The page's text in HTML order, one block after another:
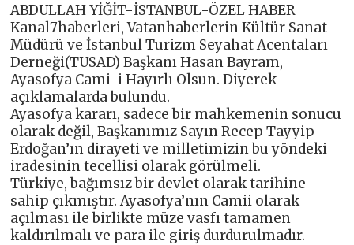
ABDULLAH YİĞİT-İSTANBUL-ÖZEL HABER
Kanal7haberleri, Vatanhaberlerin Kültür Sanat
Müdürü ve İstanbul Turizm Seyahat Acentaları
Derneği(TUSAD) Başkanı Hasan Bayram,
Ayasofya Cami-i Hayırlı Olsun. Diyerek
açıklamalarda bulundu.
Ayasofya kararı, sadece bir mahkemenin sonucu
olarak değil, Başkanımız Sayın Recep Tayyip
Erdoğan’ın dirayeti ve milletimizin bu yöndeki
iradesinin tecellisi olarak görülmeli.
Türkiye, bağımsız bir devlet olarak tarihine
sahip çıkmıştır. Ayasofya’nın Camii olarak
açılması ile birlikte müze vasfı tamamen
kaldırılmalı ve para ile giriş durdurulmadır.